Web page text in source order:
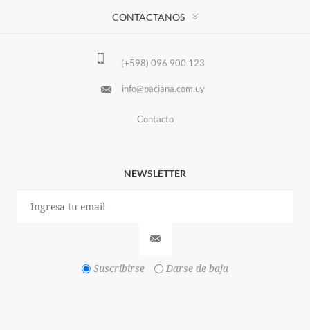
CONTACTANOS
(+598) 096 900 123
info@paciana.com.uy
Contacto
NEWSLETTER
Suscribirse Darse de baja